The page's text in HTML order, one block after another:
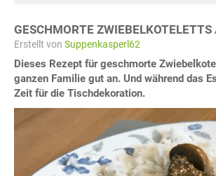
GESCHMORTE
Erstellt von Suppenkasperl62
Dieses Rezept für geschmorte
ganzen Familie gut an. Und während das
Zeit für die Tischdekoration.